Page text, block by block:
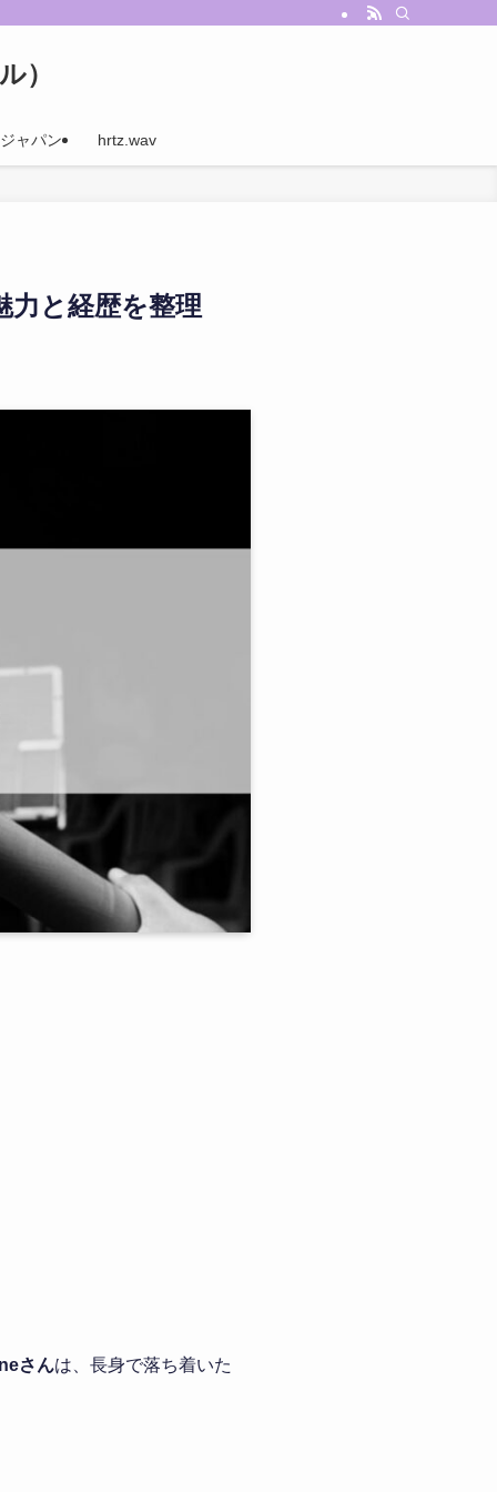
）
ャパン hrtz.wav
力と経歴を整理
さんは、長身で落ち着いた